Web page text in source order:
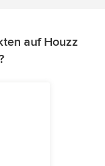
auf Houzz